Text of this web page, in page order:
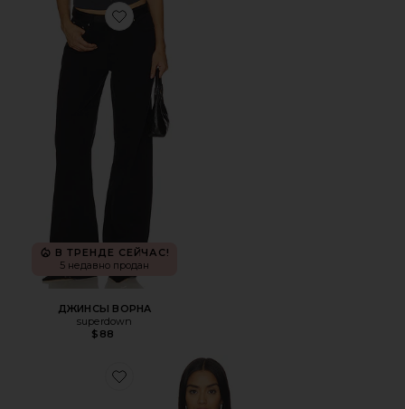
Favorite ДЖИНСЫ BOPHA
В ТРЕНДЕ СЕЙЧАС!
5 недавно продан
ДЖИНСЫ BOPHA
superdown
$88
Favorite КУРТКА EVIN